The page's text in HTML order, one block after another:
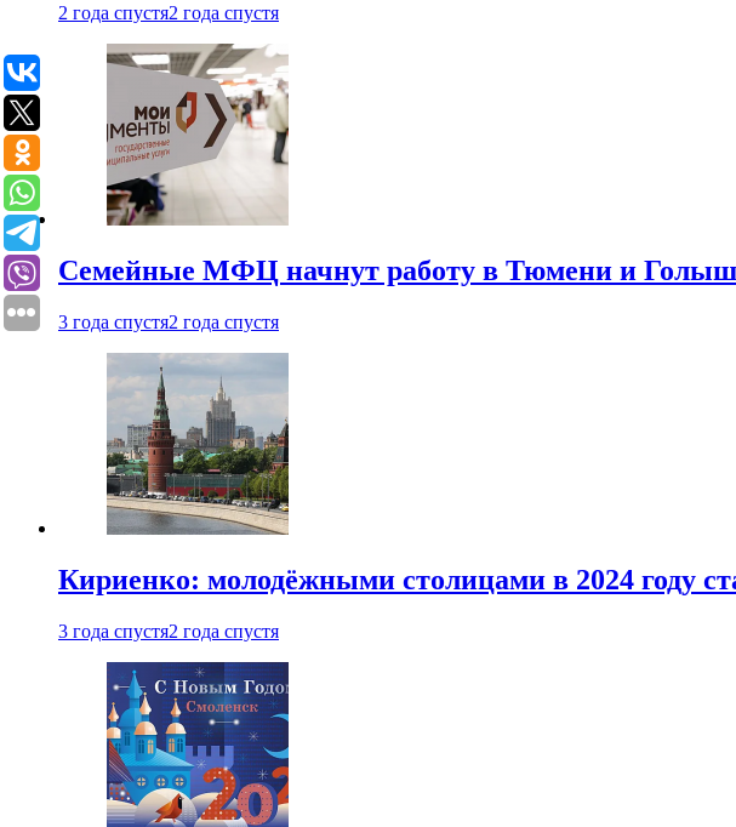
2 года спустя2 года спустя
Семейные МФЦ начнут работу в Тюмени и
3 года спустя2 года спустя
Кириенко: молодёжными столицами в 2024 году
3 года спустя2 года спустя